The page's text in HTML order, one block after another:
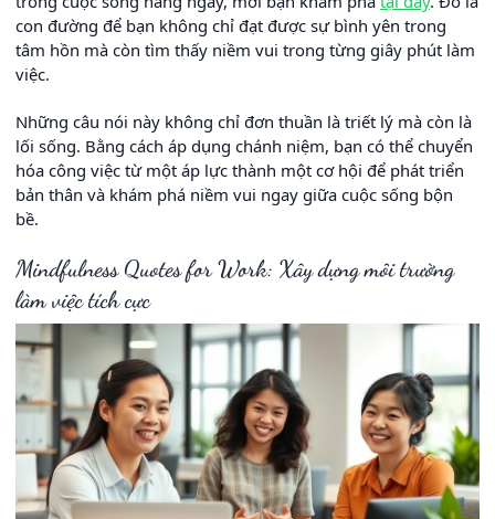
con đường để bạn không chỉ đạt được sự bình yên trong
tâm hồn mà còn tìm thấy niềm vui trong từng giây phút làm
việc.
Những câu nói này không chỉ đơn thuần là triết lý mà còn là
lối sống. Bằng cách áp dụng chánh niệm, bạn có thể chuyển
hóa công việc từ một áp lực thành một cơ hội để phát triển
bản thân và khám phá niềm vui ngay giữa cuộc sống bộn
bề.
Mindfulness Quotes for Work: Xây dựng môi trường
làm việc tích cực